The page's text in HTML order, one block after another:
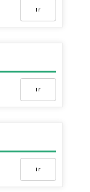
Ir
Ir
Ir